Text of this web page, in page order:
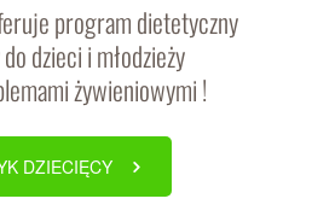
program dietetyczny
dzieci i młodzieży
żywieniowymi !
DZIECIĘCY